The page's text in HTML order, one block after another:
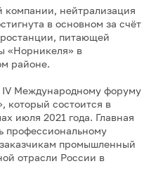
компании, нейтрализация
в основном за счёт
питающей
«Норникеля» в
районе.
IV Международному форуму
который состоится в
июля 2021 года. Главная
профессиональному
промышленный
отрасли России в